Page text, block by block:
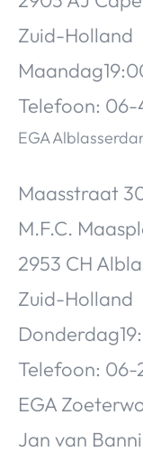
Zuid-Holland
Telefoon: 06-
EGA
Maasstraat
M.F.C.
2953 CH
Zuid-Holland
Telefoon: 06-
EGA
Jan van